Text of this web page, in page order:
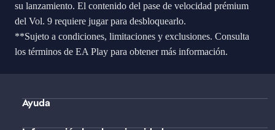
su lanzamiento. El contenido del pase de velocidad prémium
del Vol. 9 requiere jugar para desbloquearlo.
**Sujeto a condiciones, limitaciones y exclusiones. Consulta
los términos de EA Play para obtener más información.
Ayuda